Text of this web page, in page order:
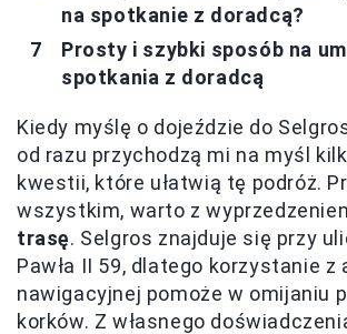
na spotkanie z doradcą?
Prosty i szybki sposób na
spotkania z doradcą
Kiedy myślę o dojeździe do
od razu przychodzą mi na myśl
kwestii, które ułatwią tę podróż.
wszystkim, warto z
trasę. Selgros znajduje się przy
Pawła II 59, dlatego korzystanie z
nawigacyjnej pomoże w omijaniu
korków. Z własnego